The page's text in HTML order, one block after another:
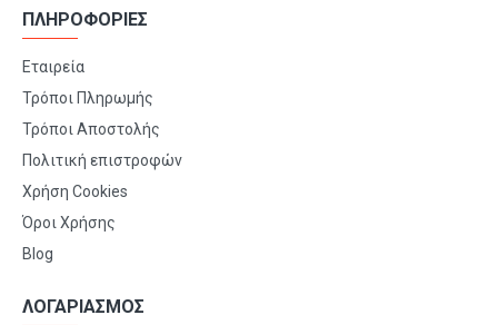
ΠΛΗΡΟΦΟΡΙΕΣ
Εταιρεία
Τρόποι Πληρωμής
Τρόποι Αποστολής
Πολιτική επιστροφών
Χρήση Cookies
Όροι Χρήσης
Blog
ΛΟΓΑΡΙΑΣΜΟΣ